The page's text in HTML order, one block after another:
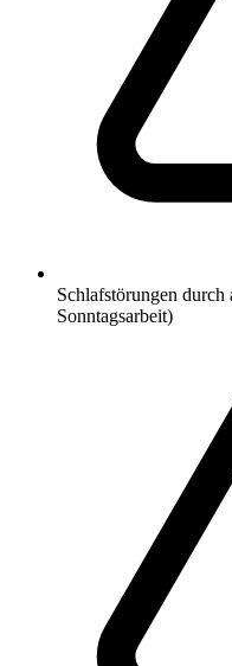
Schlafstörungen
Sonntagsarbeit)